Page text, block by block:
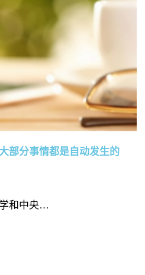
部分事情都是自动发生的
和中央…